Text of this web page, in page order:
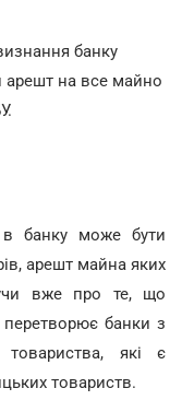
банку
на все майно
банку може бути
арешт майна яких
вже про те, що
перетворює банки з
товариства, які є
товариств.